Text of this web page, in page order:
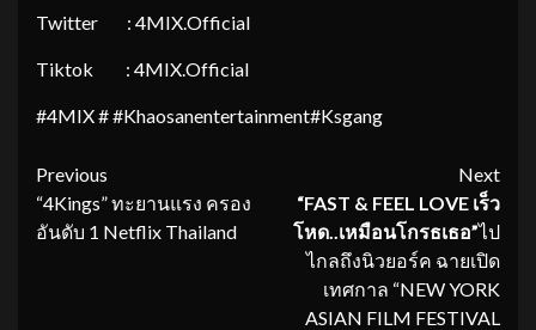
Twitter : 4MIX.Official
Tiktok : 4MIX.Official
#4MIX # #Khaosanentertainment#Ksgang
Continue
Reading
Previous
“4Kings” ทะยานแรง ครอง
อันดับ 1 Netflix Thailand
Next
“FAST & FEEL LOVE เร็ว
โหด เหมือนโกรธเธอ”ไป
ไกลถึงนิวยอร์ค ฉายเปิด
เทศกาล “NEW YORK
ASIAN FILM FESTIVAL